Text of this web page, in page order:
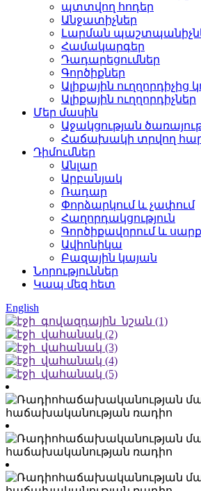
պտտվող հոդեր
Անջատիչներ
Լարման
Համակարգեր
Դադարեցումներ
Գործիքներ
Ալիքային
Ալիքային ուղղորդիչներ
Մեր մասին
Աջակցության
Հաճախակի տրվող
Դիմումներ
Անլար
Արբանյակ
Ռադար
Փորձարկում և չափում
Հաղորդակցություն
Գործիքավորում և
Ավիոնիկա
Բազային կայան
Նորություններ
Կապ մեզ հետ
English